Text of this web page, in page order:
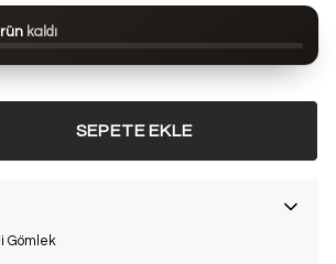
80 kezgörüntülendi
kaldı
SEPETE EKLE
Gömlek